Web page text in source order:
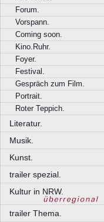
Forum.
Vorspann.
Coming soon.
Kino.Ruhr.
Foyer.
Festival.
Gespräch zum Film.
Portrait.
Roter Teppich.
Literatur.
Musik.
Kunst.
trailer spezial.
Kultur in NRW.
trailer Thema.